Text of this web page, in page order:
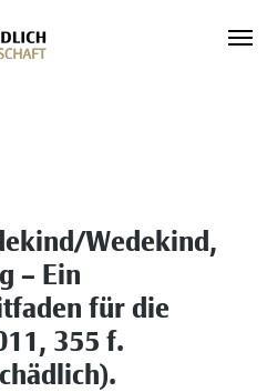
Wedekind,
– Ein
für die
355 f.